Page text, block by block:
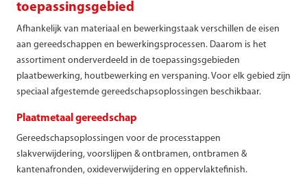
toepassingsgebied
Afhankelijk van materiaal en bewerkingstaak verschillen de eisen
aan gereedschappen en bewerkingsprocessen. Daarom is het
assortiment onderverdeeld in de toepassingsgebieden
plaatbewerking, houtbewerking en verspaning. Voor elk gebied zijn
speciaal afgestemde gereedschapsoplossingen beschikbaar.
Plaatmetaal gereedschap
Gereedschapsoplossingen voor de processtappen
slakverwijdering, voorslijpen & ontbramen, ontbramen &
kantenafronden, oxideverwijdering en oppervlaktefinish.